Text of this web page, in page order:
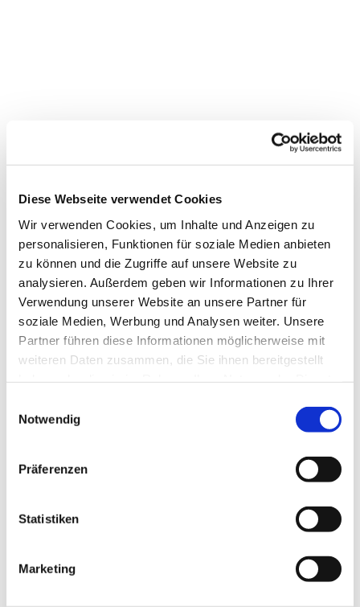
Diese Webseite verwendet Cookies
Wir verwenden Cookies, um Inhalte und Anzeigen zu
personalisieren, Funktionen für soziale Medien anbieten
zu können und die Zugriffe auf unsere Website zu
analysieren. Außerdem geben wir Informationen zu Ihrer
Verwendung unserer Website an unsere Partner für
soziale Medien, Werbung und Analysen weiter. Unsere
Partner führen diese Informationen möglicherweise mit
weiteren Daten zusammen, die Sie ihnen bereitgestellt
Notwendig
Präferenzen
Statistiken
Marketing
Dies könnte Sie auch
interessieren